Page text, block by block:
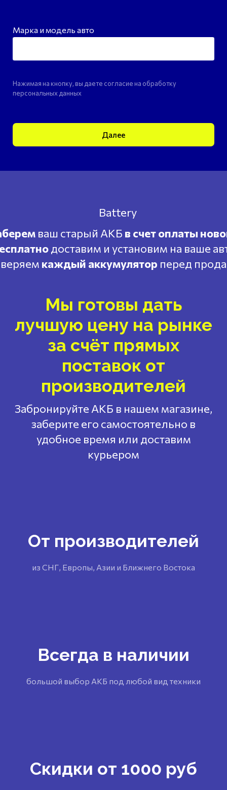
Марка и модель авто
Нажимая на кнопку, вы даете согласие на обработку
персональных данных
Далее
ваш старый АКБ в счет оплаты
доставим и установим на ваше
каждый аккумулятор перед
Мы готовы дать
лучшую цену на рынке
за счёт прямых
поставок от
производителей
Забронируйте АКБ в нашем магазине,
заберите его самостоятельно в
удобное время или доставим
курьером
От производителей
из СНГ, Европы, Азии и Ближнего Востока
Всегда в наличии
большой выбор АКБ под любой вид техники
Скидки от 1000 руб